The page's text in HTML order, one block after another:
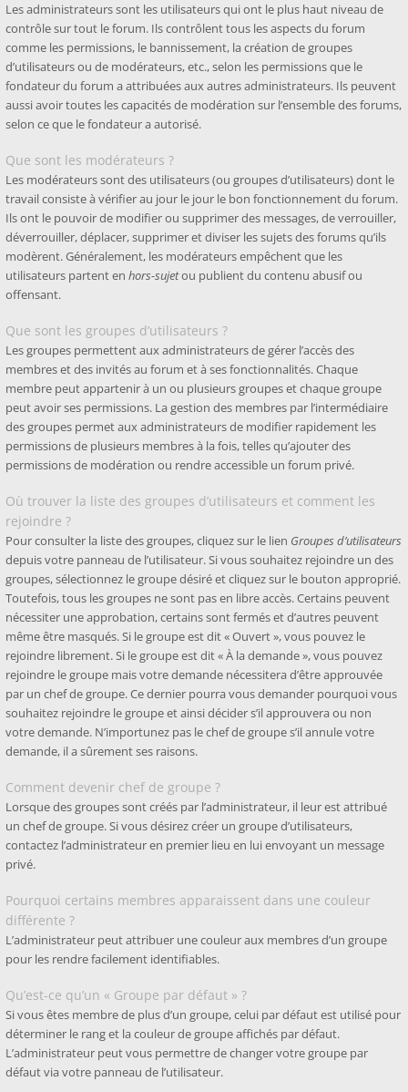
Les administrateurs sont les utilisateurs qui ont le plus haut niveau de
contrôle sur tout le forum. Ils contrôlent tous les aspects du forum
comme les permissions, le bannissement, la création de groupes
d’utilisateurs ou de modérateurs, etc., selon les permissions que le
fondateur du forum a attribuées aux autres administrateurs. Ils peuvent
aussi avoir toutes les capacités de modération sur l’ensemble des forums,
selon ce que le fondateur a autorisé.
Que sont les modérateurs ?
Les modérateurs sont des utilisateurs (ou groupes d’utilisateurs) dont le
travail consiste à vérifier au jour le jour le bon fonctionnement du forum.
Ils ont le pouvoir de modifier ou supprimer des messages, de verrouiller,
déverrouiller, déplacer, supprimer et diviser les sujets des forums qu’ils
modèrent. Généralement, les modérateurs empêchent que les
utilisateurs partent en hors-sujetou publient du contenu abusif ou
offensant.
Que sont les groupes d’utilisateurs ?
Les groupes permettent aux administrateurs de gérer l’accès des
membres et des invités au forum et à ses fonctionnalités. Chaque
membre peut appartenir à un ou plusieurs groupes et chaque groupe
peut avoir ses permissions. La gestion des membres par l’intermédiaire
des groupes permet aux administrateurs de modifier rapidement les
permissions de plusieurs membres à la fois, telles qu’ajouter des
permissions de modération ou rendre accessible un forum privé.
Où trouver la liste des groupes d’utilisateurs et comment les
rejoindre ?
Pour consulter la liste des groupes, cliquez sur le lien Groupes d’utilisateurs
depuis votre panneau de l’utilisateur. Si vous souhaitez rejoindre un des
groupes, sélectionnez le groupe désiré et cliquez sur le bouton approprié.
Toutefois, tous les groupes ne sont pas en libre accès. Certains peuvent
nécessiter une approbation, certains sont fermés et d’autres peuvent
même être masqués. Si le groupe est dit « Ouvert », vous pouvez le
rejoindre librement. Si le groupe est dit « À la demande », vous pouvez
rejoindre le groupe mais votre demande nécessitera d’être approuvée
par un chef de groupe. Ce dernier pourra vous demander pourquoi vous
souhaitez rejoindre le groupe et ainsi décider s’il approuvera ou non
votre demande. N’importunez pas le chef de groupe s’il annule votre
demande, il a sûrement ses raisons.
Comment devenir chef de groupe ?
Lorsque des groupes sont créés par l’administrateur, il leur est attribué
un chef de groupe. Si vous désirez créer un groupe d’utilisateurs,
contactez l’administrateur en premier lieu en lui envoyant un message
privé.
Pourquoi certains membres apparaissent dans une couleur
différente ?
L’administrateur peut attribuer une couleur aux membres d’un groupe
pour les rendre facilement identifiables.
Qu’est-ce qu’un « Groupe par défaut » ?
Si vous êtes membre de plus d’un groupe, celui par défaut est utilisé pour
déterminer le rang et la couleur de groupe affichés par défaut.
L’administrateur peut vous permettre de changer votre groupe par
défaut via votre panneau de l’utilisateur.